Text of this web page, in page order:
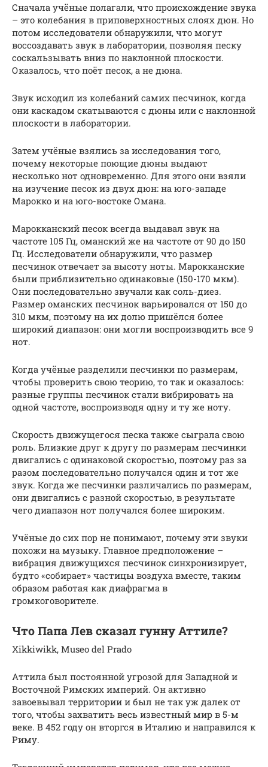
Сначала учёные полагали, что происхождение звука
– это колебания в приповерхностных слоях дюн. Но
потом исследователи обнаружили, что могут
воссоздавать звук в лаборатории, позволяя песку
соскальзывать вниз по наклонной плоскости.
Оказалось, что поёт песок, а не дюна.
Звук исходил из колебаний самих песчинок, когда
они каскадом скатываются с дюны или с наклонной
плоскости в лаборатории.
Затем учёные взялись за исследования того,
почему некоторые поющие дюны выдают
несколько нот одновременно. Для этого они взяли
на изучение песок из двух дюн: на юго-западе
Марокко и на юго-востоке Омана.
Марокканский песок всегда выдавал звук на
частоте 105 Гц, оманский же на частоте от 90 до 150
Гц. Исследователи обнаружили, что размер
песчинок отвечает за высоту ноты. Марокканские
были приблизительно одинаковые (150-170 мкм).
Они последовательно звучали как соль-диез.
Размер оманских песчинок варьировался от 150 до
310 мкм, поэтому на их долю пришёлся более
широкий диапазон: они могли воспроизводить все 9
нот.
Когда учёные разделили песчинки по размерам,
чтобы проверить свою теорию, то так и оказалось:
разные группы песчинок стали вибрировать на
одной частоте, воспроизводя одну и ту же ноту.
Скорость движущегося песка также сыграла свою
роль. Близкие друг к другу по размерам песчинки
двигались с одинаковой скоростью, поэтому раз за
разом последовательно получался один и тот же
звук. Когда же песчинки различались по размерам,
они двигались с разной скоростью, в результате
чего диапазон нот получался более широким.
Учёные до сих пор не понимают, почему эти звуки
похожи на музыку. Главное предположение –
вибрация движущихся песчинок синхронизирует,
будто «собирает» частицы воздуха вместе, таким
образом работая как диафрагма в
громкоговорителе.
Что Папа Лев сказал гунну Аттиле?
Xikkiwikk, Museo del Prado
Аттила был постоянной угрозой для Западной и
Восточной Римских империй. Он активно
завоевывал территории и был не так уж далек от
того, чтобы захватить весь известный мир в 5-м
веке. В 452 году он вторгся в Италию и направился к
Риму.